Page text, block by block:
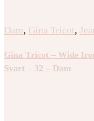
Dam, Gina Tricot,
Gina Tricot – Wide
Svart – 32 – Dam